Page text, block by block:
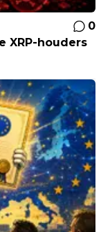
0
XRP-houders